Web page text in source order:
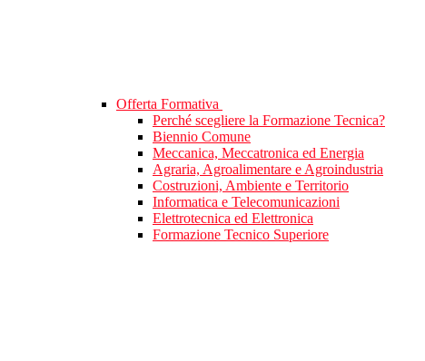
Offerta Formativa
Perché scegliere la Formazione Tecnica?
Biennio Comune
Meccanica, Meccatronica ed Energia
Agraria, Agroalimentare e Agroindustria
Costruzioni, Ambiente e Territorio
Informatica e Telecomunicazioni
Elettrotecnica ed Elettronica
Formazione Tecnico Superiore